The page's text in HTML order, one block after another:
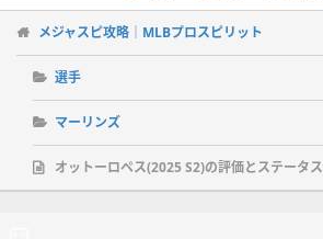
メジャスピ攻略｜MLBプロスピリット
選手
マーリンズ
オットーロペス(2025 S2)の評価とステータス